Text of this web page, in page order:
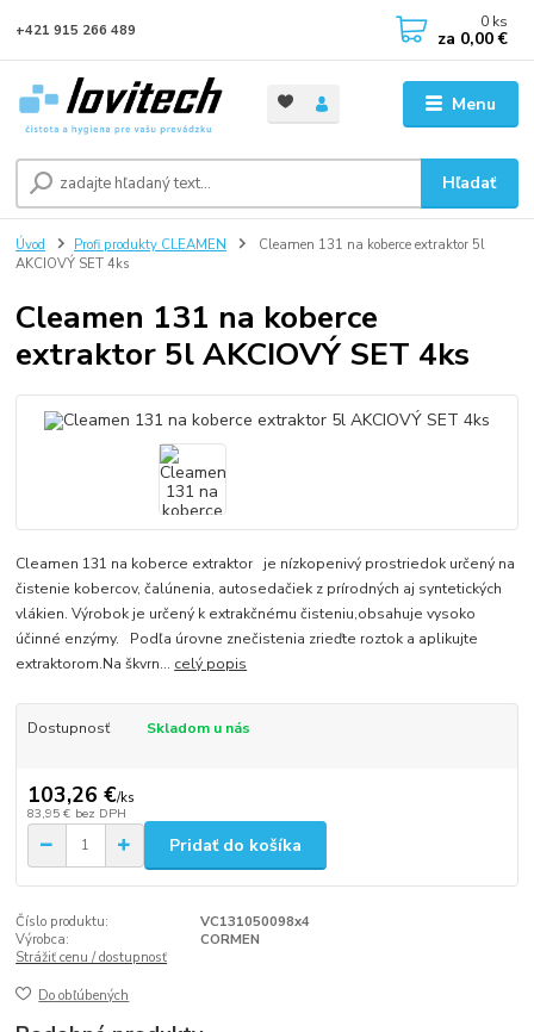
Menu
Hľadať
+421 915 266 489 0 ks
za 0,00 €
Úvod Profi produkty CLEAMEN
Cleamen 131 na koberce extraktor 5l
AKCIOVÝ SET 4ks
Cleamen 131 na koberce
extraktor 5l AKCIOVÝ SET 4ks
Cleamen 131 na koberce extraktor je nízkopenivý prostriedok určený na
čistenie kobercov, čalúnenia, autosedačiek z prírodných aj syntetických
vlákien. Výrobok je určený k extrakčnému čisteniu,obsahuje vysoko
účinné enzýmy. Podľa úrovne znečistenia zrieďte roztok a aplikujte
extraktorom.Na škvrn... celý popis
Dostupnosť Skladom u nás
103,26 €/ks
83,95 € bez DPH
Pridať do košíka
Číslo produktu:
VC131050098x4
Výrobca:
CORMEN
Strážiť cenu / dostupnosť
Do obľúbených